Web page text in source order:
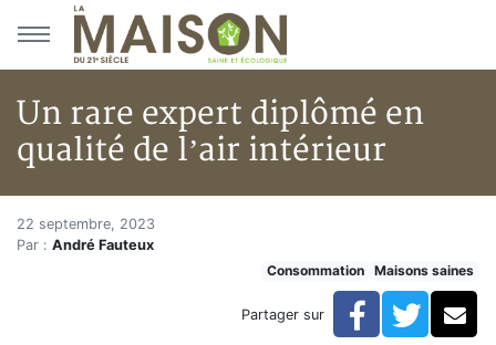
Aller au menu principal
Aller au contenu principal
Un rare expert diplômé en
qualité de l’air intérieur
Accueil
Articles
Hypersensibilités environnementales
Un rare expert diplômé en qualité de l’air intérieur
Un rare expert diplômé en
22 septembre, 2023
Par : André Fauteux
Consommation
Maisons saines
Partager sur Facebook